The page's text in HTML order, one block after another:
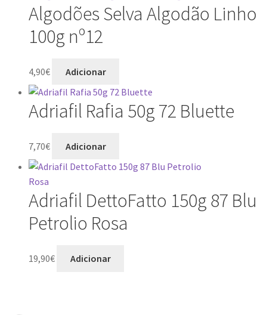
Algodões Selva Algodão Linho
100g nº12
4,90€ Adicionar
Adriafil Rafia 50g 72 Bluette
7,70€ Adicionar
Adriafil DettoFatto 150g 87 Blu
Petrolio Rosa
19,90€ Adicionar